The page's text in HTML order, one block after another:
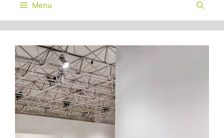
Menu